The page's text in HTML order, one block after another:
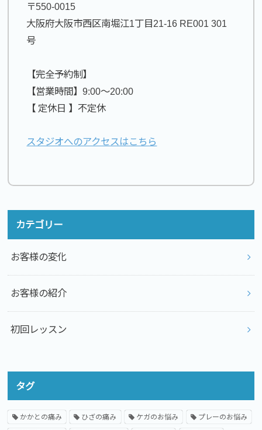
〒550-0015
大阪府大阪市西区南堀江1丁目21-16 RE001 301
号
【完全予約制】
【営業時間】9:00〜20:00
【 定休日 】不定休
スタジオへのアクセスはこちら
カテゴリー
お客様の変化
お客様の紹介
初回レッスン
タグ
かかとの痛み ひざの痛み ケガのお悩み プレーのお悩み